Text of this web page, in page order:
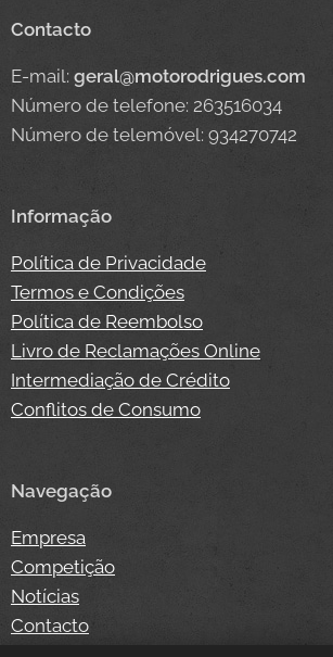
Contacto
E-mail: geral@motorodrigues.com
Número de telefone: 263516034
Número de telemóvel: 934270742
Informação
Política de Privacidade
Termos e Condições
Política de Reembolso
Livro de Reclamações Online
Intermediação de Crédito
Conflitos de Consumo
Navegação
Empresa
Competição
Notícias
Contacto